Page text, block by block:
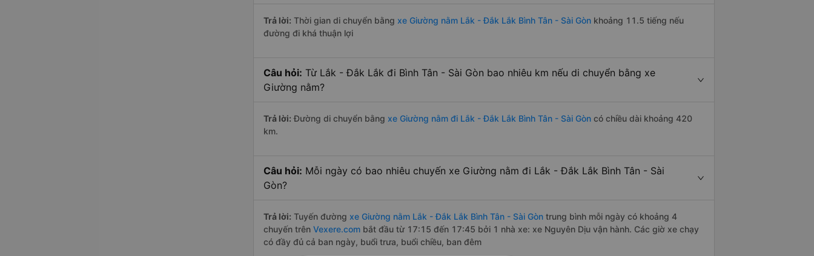
Trả lời: Thời gian di chuyển bằng xe Giường nằm Lắk - Đắk Lắk Bình Tân - Sài Gòn khoảng 11.5 tiếng nếu
đường đi khá thuận lợi
Câu hỏi: Từ Lắk - Đắk Lắk đi Bình Tân - Sài Gòn bao nhiêu km nếu di chuyển bằng xe
Giường nằm?
Trả lời: Đường di chuyển bằng xe Giường nằm đi Lắk - Đắk Lắk Bình Tân - Sài Gòn có chiều dài khoảng 420
km.
Câu hỏi: Mỗi ngày có bao nhiêu chuyến xe Giường nằm đi Lắk - Đắk Lắk Bình Tân - Sài
Gòn?
Trả lời: Tuyến đường xe Giường nằm Lắk - Đắk Lắk Bình Tân - Sài Gòn trung bình mỗi ngày có khoảng 4
chuyến trên Vexere.com bắt đầu từ 17:15 đến 17:45 bởi 1 nhà xe: xe Nguyên Dịu vận hành. Các giờ xe chạy
có đầy đủ cả ban ngày, buổi trưa, buổi chiều, ban đêm